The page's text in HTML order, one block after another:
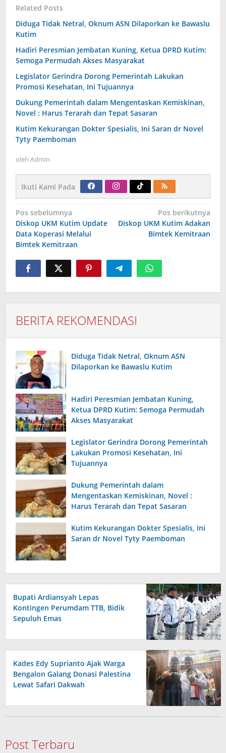
Related Posts
Diduga Tidak Netral, Oknum ASN Dilaporkan ke Bawaslu
Kutim
Hadiri Peresmian Jembatan Kuning, Ketua DPRD Kutim:
Semoga Permudah Akses Masyarakat
Legislator Gerindra Dorong Pemerintah Lakukan
Promosi Kesehatan, Ini Tujuannya
Dukung Pemerintah dalam Mengentaskan Kemiskinan,
Novel : Harus Terarah dan Tepat Sasaran
Kutim Kekurangan Dokter Spesialis, Ini Saran dr Novel
Tyty Paemboman
oleh Admin
Ikuti Kami Pada
Navigasi
pos
Pos sebelumnya
Diskop UKM Kutim Update
Data Koperasi Melalui
Bimtek Kemitraan
Pos berikutnya
Diskop UKM Kutim Adakan
Bimtek Kemitraan
BERITA REKOMENDASI
Diduga Tidak Netral, Oknum ASN
Dilaporkan ke Bawaslu Kutim
Hadiri Peresmian Jembatan Kuning,
Ketua DPRD Kutim: Semoga Permudah
Akses Masyarakat
Legislator Gerindra Dorong Pemerintah
Lakukan Promosi Kesehatan, Ini
Tujuannya
Dukung Pemerintah dalam
Mengentaskan Kemiskinan, Novel :
Harus Terarah dan Tepat Sasaran
Kutim Kekurangan Dokter Spesialis, Ini
Saran dr Novel Tyty Paemboman
Bupati Ardiansyah Lepas
Kontingen Perumdam TTB, Bidik
Sepuluh Emas
Kades Edy Suprianto Ajak Warga
Bengalon Galang Donasi Palestina
Lewat Safari Dakwah
Post Terbaru